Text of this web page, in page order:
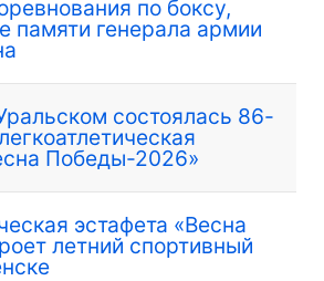
по боксу,
памяти генерала армии
состоялась 86-
Победы-2026»
эстафета «Весна
летний спортивный